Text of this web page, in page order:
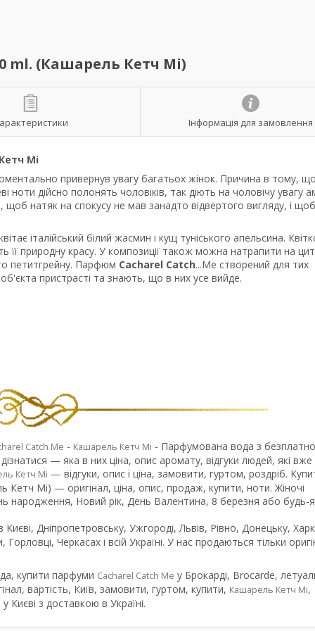
ml. (Кашарель Кетч Мі)
Інформація для замовлення
Мі
привернув увагу багатьох жінок. Причина в тому,
ноти дійсно полонять чоловіків, так діють на чоловічу увагу
натяк на спокусу не мав занадто відвертого вигляду, і щоб
італійський білий жасмин і кущ туніського апельсина.
природну красу. У композиції також можна натрапити на
петитгрейну. Парфюм Cacharel Catch...Me створений для тих
пристрасті та знають, що в них усе вийде.
Catch Me - Кашарель Кетч Мі - Парфумована вода з
— яка в них ціна, опис аромату, відгуки людей, які
Кетч Мі — відгуки, опис і ціна, замовити, гуртом, роздріб.
Мі) — оригінал, ціна, опис, продаж, купити, ноти. Жіночі
народження, Новий рік, День Валентина, 8 березня або будь-
Дніпропетровську, Ужгороді, Львів, Рівно, Донецьку,
Черкасах і всій Україні. У нас продаються тільки
купити парфуми Cacharel Catch Me у Брокарді, Brocarde,
вартість, Київ, замовити, гуртом, купити, Кашарель Кетч Мі,
у Києві з доставкою в Україні.